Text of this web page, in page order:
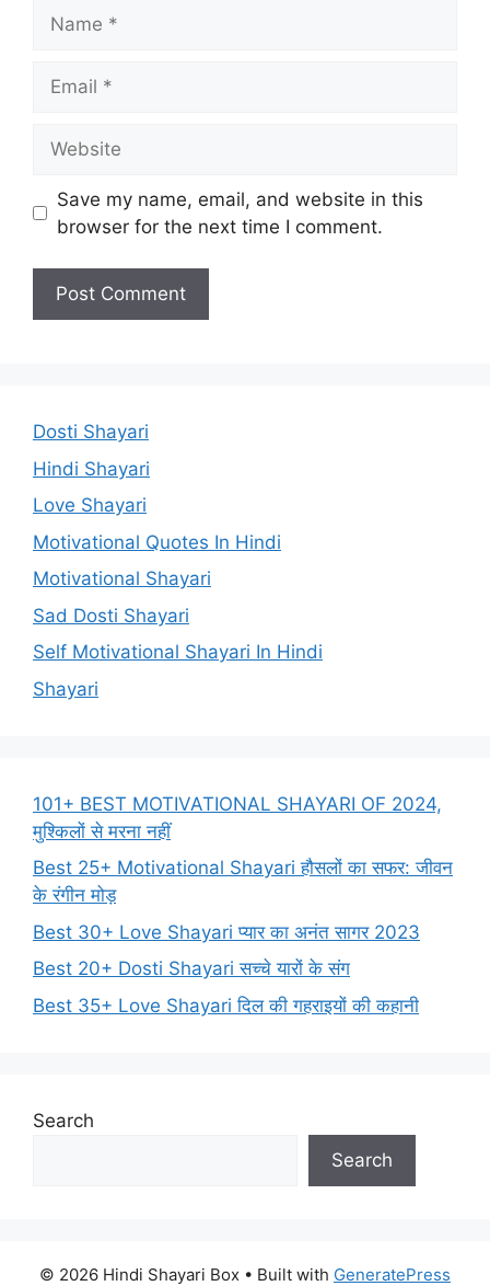
Save my name, email, and website in this
browser for the next time I comment.
Dosti Shayari
Hindi Shayari
Love Shayari
Motivational Quotes In Hindi
Motivational Shayari
Sad Dosti Shayari
Self Motivational Shayari In Hindi
Shayari
101+ BEST MOTIVATIONAL SHAYARI OF 2024,
मुश्किलों से मरना नहीं
Best 25+ Motivational Shayari हौसलों का सफर: जीवन
के रंगीन मोड़
Best 30+ Love Shayari प्यार का अनंत सागर 2023
Best 20+ Dosti Shayari सच्चे यारों के संग
Best 35+ Love Shayari दिल की गहराइयों की कहानी
Search
Search
© 2026 Hindi Shayari Box • Built with GeneratePress